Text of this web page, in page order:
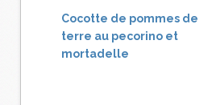
Cocotte de pommes de
terre au pecorino et
mortadelle